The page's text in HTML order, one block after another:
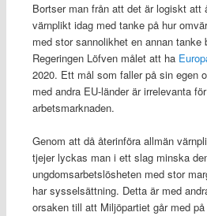
Bortser man från att det är logiskt att
värnplikt idag med tanke på hur
med stor sannolikhet en annan
Regeringen Löfven målet att ha
2020. Ett mål som faller på sin egen
med andra EU-länder är irrelevanta
arbetsmarknaden.
Genom att då återinföra allmän
tjejer lyckas man i ett slag minska
ungdomsarbetslösheten med stor
har sysselsättning. Detta är med
orsaken till att Miljöpartiet går med